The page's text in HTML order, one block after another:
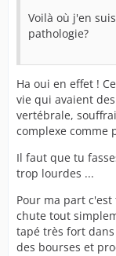
Voilà où j'en
pathologie?
Ha oui en effet !
vie qui avaient
vertébrale,
complexe comme
Il faut que tu
trop lourdes ...
Pour ma part
chute tout
tapé très fort
des bourses et